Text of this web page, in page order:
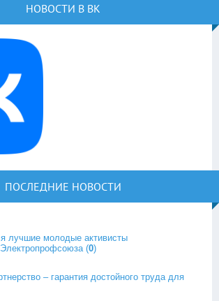
НОВОСТИ В ВК
ПОСЛЕДНИЕ НОВОСТИ
лучшие молодые активисты
Электропрофсоюза (0)
– гарантия достойного труда для